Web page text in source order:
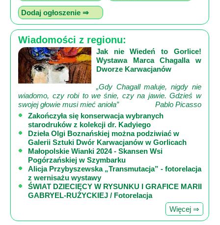
Dodaj ogłoszenie ⇒
Wiadomości z regionu:
Jak nie Wiedeń to Gorlice!
Wystawa Marca Chagalla w
Dworze Karwacjanów
„Gdy Chagall maluje, nigdy nie
wiadomo, czy robi to we śnie, czy na jawie. Gdzieś w
swojej głowie musi mieć anioła”
Pablo Picasso
Zakończyła się konserwacja wybranych
starodruków z kolekcji dr. Kadyiego
Dzieła Olgi Boznańskiej można podziwiać w
Galerii Sztuki Dwór Karwacjanów w Gorlicach
Małopolskie Wianki 2024 - Skansen Wsi
Pogórzańskiej w Szymbarku
Alicja Przybyszewska „Transmutacja” - fotorelacja
z wernisażu wystawy
ŚWIAT DZIECIĘCY W RYSUNKU I GRAFICE MARII
GABRYEL-RUŻYCKIEJ / Fotorelacja
Więcej ⇒